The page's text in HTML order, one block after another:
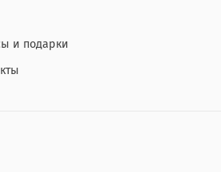
и подарки